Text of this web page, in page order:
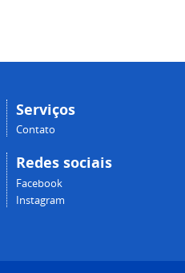
Serviços
Contato
Redes sociais
Facebook
Instagram